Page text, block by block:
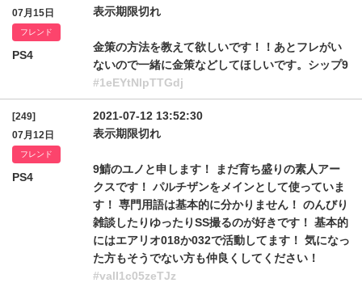
07月15日
フレンド
PS4
表示期限切れ
金策の方法を教えて欲しいです！！あとフレがい
ないので一緒に金策などしてほしいです。シップ9
#1eEYtNlpTTGdj
[249]
07月12日
フレンド
PS4
2021-07-12 13:52:30
表示期限切れ
9鯖のユノと申します！ まだ育ち盛りの素人アー
クスです！ パルチザンをメインとして使っていま
す！ 専門用語は基本的に分かりません！ のんびり
雑談したりゆったりSS撮るのが好きです！ 基本的
にはエアリオ018か032で活動してます！ 気になっ
た方もそうでない方も仲良くしてください！
#valI1c05zeTJz